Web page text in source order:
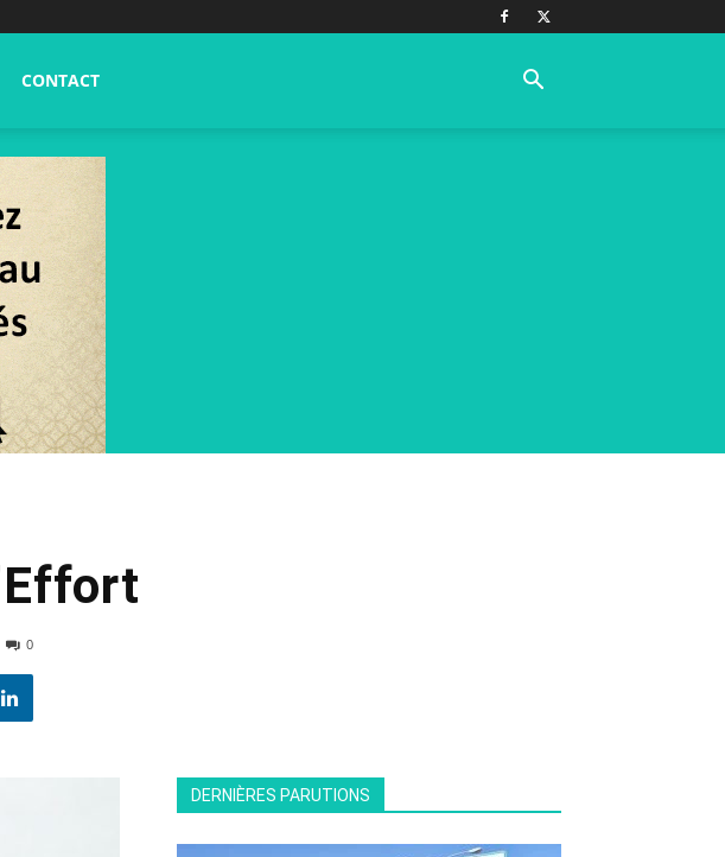
CONTACT
0
DERNIÈRES PARUTIONS